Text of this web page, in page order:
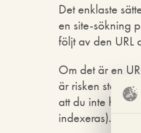
Det enklaste
en site-sökning
följt av den URL
Om det är en
är risken stor att
att du inte har
indexeras).